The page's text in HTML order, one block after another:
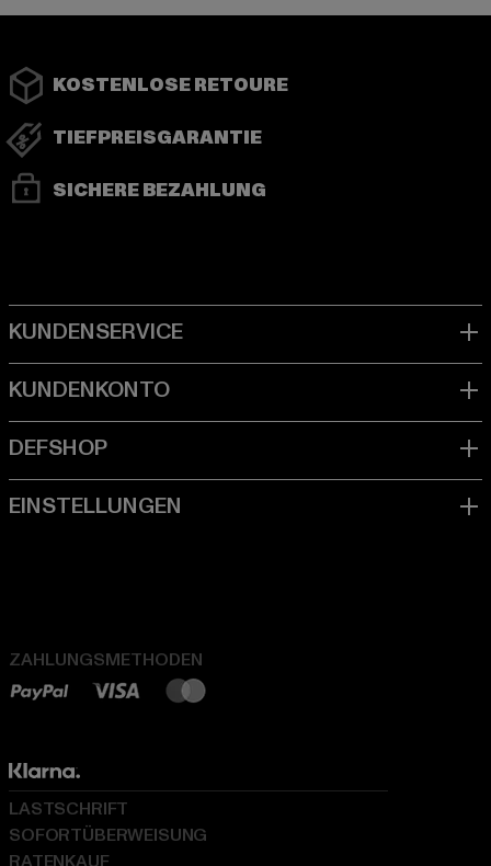
KOSTENLOSE RETOURE
TIEFPREISGARANTIE
SICHERE BEZAHLUNG
ZAHLUNGSMETHODEN
LASTSCHRIFT
SOFORTÜBERWEISUNG